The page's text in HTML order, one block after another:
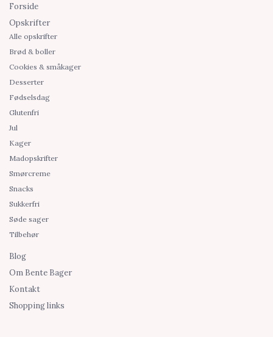
Forside
Opskrifter
Alle opskrifter
Brød & boller
Cookies & småkager
Desserter
Fødselsdag
Glutenfri
Jul
Kager
Madopskrifter
Smørcreme
Snacks
Sukkerfri
Søde sager
Tilbehør
Blog
Om Bente Bager
Kontakt
Shopping links